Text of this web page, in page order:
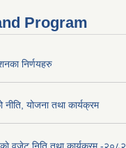
Program
निर्णयहरु
योजना तथा कार्यक्रम